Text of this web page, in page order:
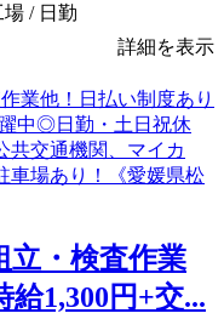
/ 日勤
詳細を表示
立・検査作業
1,300円+交...